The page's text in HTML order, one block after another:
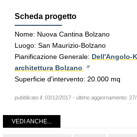
Scheda progetto
Nome: Nuova Cantina Bolzano
Luogo: San Maurizio-Bolzano
Pianificazione Generale: Dell'Angolo-
architettura Bolzano
Superficie d'intervento: 20.000 mq
pubblicato il: 03/12/2017 - ultimo aggiornamento:
VEDI ANCHE...